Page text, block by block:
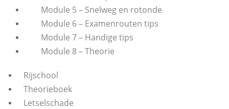
Module 5 – Snelweg en rotonde
Module 6 – Examenrouten tips
Module 7 – Handige tips
Module 8 – Theorie
Rijschool
Theorieboek
Letselschade